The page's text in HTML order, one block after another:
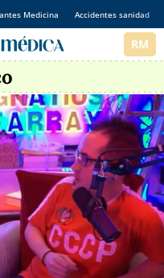
Medicina Accidentes sanidad